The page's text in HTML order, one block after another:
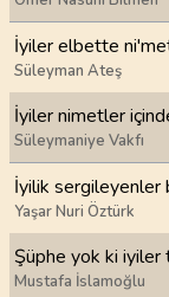
İyiler elbette
Süleyman Ateş
İyiler nimetler
Süleymaniye Vakfı
İyilik sergileyenler
Yaşar Nuri Öztürk
Şüphe yok ki iyiler
Mustafa İslamoğlu